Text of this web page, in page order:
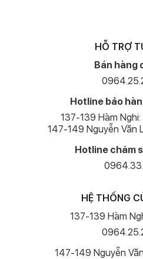
Tần số quét 120 Hz tái hiện hình
thao tác chạm, vuốt diễn ra mượt
iPhone 14 Pro được nâng cấp
cảm biến chính độ phân giải 48
mới cho phép người dùng quay
HỖ TRỢ
Bán hàng
Hotline bảo
137-139 Hàm
147-149 Nguyễn Văn
Hotline chăm
HỆ THỐNG
137-139 Hàm
147-149 Nguyễn